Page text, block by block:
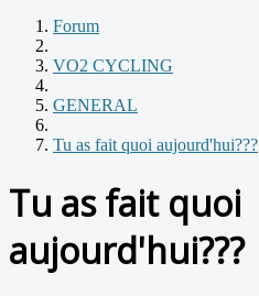
Forum
VO2 CYCLING
GENERAL
Tu as fait quoi aujourd'hui???
Tu as fait quoi
aujourd'hui???